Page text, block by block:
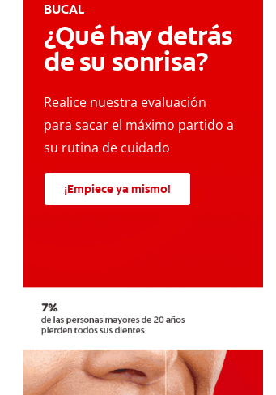
BUCAL
¿Qué hay detrás
de su sonrisa?
Realice nuestra evaluación
para sacar el máximo partido a
su rutina de cuidado
¡Empiece ya mismo!